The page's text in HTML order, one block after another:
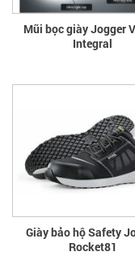
Mũi bọc giày Jogger
Integral
Giày bảo hộ Safety
Rocket81